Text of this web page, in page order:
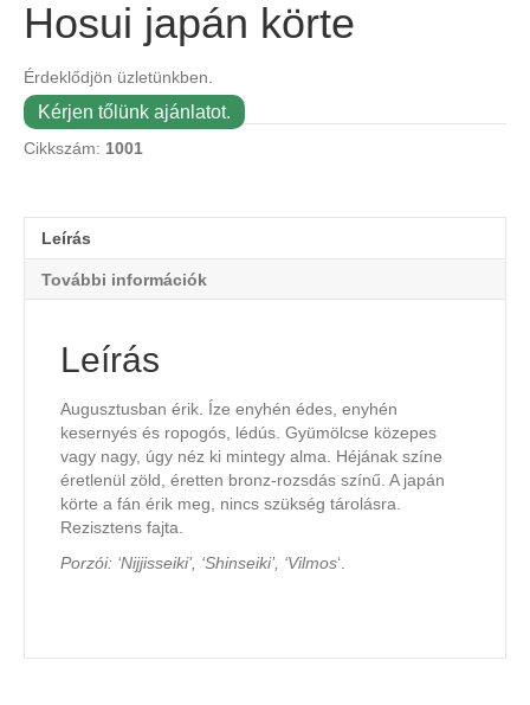
Hosui japán körte
Érdeklődjön üzletünkben.
Kérjen tőlünk ajánlatot.
Cikkszám: 1001
Leírás
További információk
Leírás
Augusztusban érik. Íze enyhén édes, enyhén
kesernyés és ropogós, lédús. Gyümölcse közepes
vagy nagy, úgy néz ki mintegy alma. Héjának színe
éretlenül zöld, éretten bronz-rozsdás színű. A japán
körte a fán érik meg, nincs szükség tárolásra.
Rezisztens fajta.
Porzói: ‘Nijjisseiki’, ‘Shinseiki’, ‘Vilmos‘.